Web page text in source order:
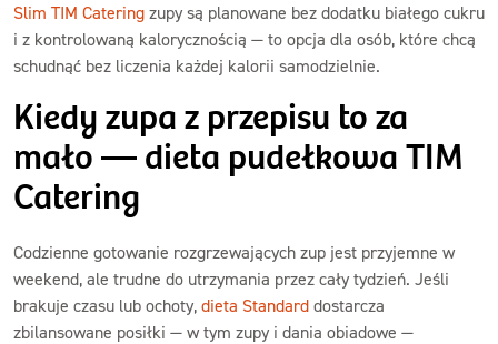
Slim TIM Catering zupy są planowane bez dodatku białego cukru
i z kontrolowaną kalorycznością — to opcja dla osób, które chcą
schudnąć bez liczenia każdej kalorii samodzielnie.
Kiedy zupa z przepisu to za
mało — dieta pudełkowa TIM
Catering
Codzienne gotowanie rozgrzewających zup jest przyjemne w
weekend, ale trudne do utrzymania przez cały tydzień. Jeśli
brakuje czasu lub ochoty, dieta Standard dostarcza
zbilansowane posiłki — w tym zupy i dania obiadowe —